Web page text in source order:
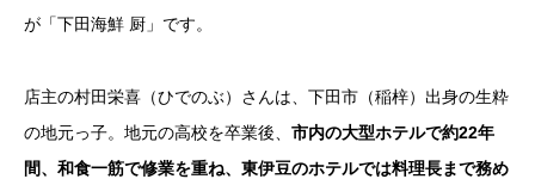
が「下田海鮮 厨」です。
店主の村田栄喜（ひでのぶ）さんは、下田市（稲梓）出身の生粋
の地元っ子。地元の高校を卒業後、 市内の大型ホテルで約22年
間、和食一筋で修業を重ね、東伊豆のホテルでは料理長まで務め